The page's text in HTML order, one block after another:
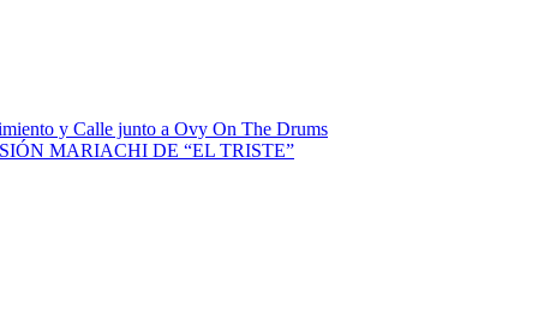
y Calle junto a Ovy On The Drums
MARIACHI DE “EL TRISTE”